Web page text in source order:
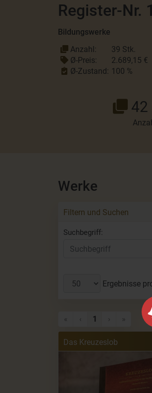
Register-Nr.
Bildungswerke
Anzahl:
39 Stk.
Ø-Preis:
2.689,15 €
Ø-Zustand: 100 %
42
Werke
Filtern und Suchen
Suchbegriff:
Ergebnisse
« Erste Seite
‹ Vorherige Seite
1 Nächste
» Letzte
Das Kreuzeslob